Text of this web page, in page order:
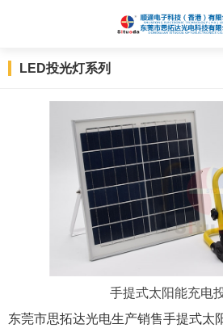
LED投光灯系列
手提式太阳能充电
东莞市思拓达光电生产销售手提式太